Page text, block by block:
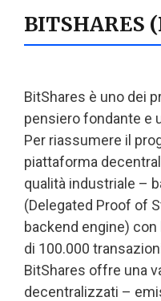
BITSHARES
BitShares è uno dei
pensiero fondante e
Per riassumere il
piattaforma
qualità industriale –
(Delegated Proof of
backend engine)
di 100.000
BitShares offre una
decentralizzati –